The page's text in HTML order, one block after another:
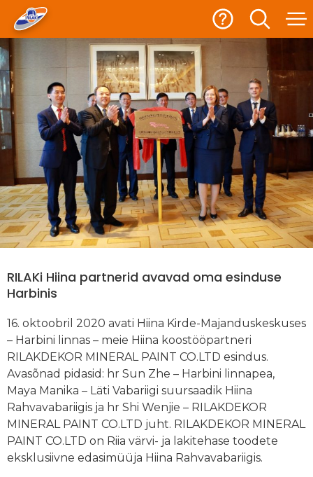
RILAKi Hiina partnerid avavad oma esinduse
Harbinis
16. oktoobril 2020 avati Hiina Kirde-Majanduskeskuses
– Harbini linnas – meie Hiina koostööpartneri
RILAKDEKOR MINERAL PAINT CO.LTD esindus.
Avasõnad pidasid: hr Sun Zhe – Harbini linnapea,
Maya Manika – Läti Vabariigi suursaadik Hiina
Rahvavabariigis ja hr Shi Wenjie – RILAKDEKOR
MINERAL PAINT CO.LTD juht. RILAKDEKOR MINERAL
PAINT CO.LTD on Riia värvi- ja lakitehase toodete
eksklusiivne edasimüüja Hiina Rahvavabariigis.